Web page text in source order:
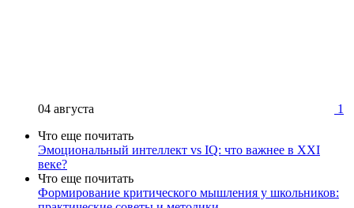
04 августа
1
Что еще почитать
Эмоциональный интеллект vs IQ: что важнее в XXI
веке?
Что еще почитать
Формирование критического мышления у школьников: